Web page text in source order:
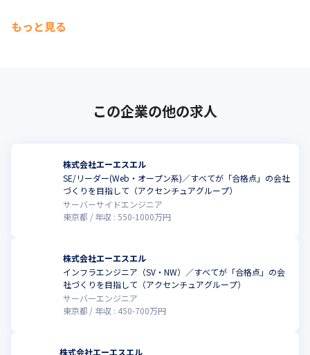
あるレストランバーなので気兼ねなく立ち寄れる！そんな交流の
場にしていきます。
もっと見る
この企業の他の求人
株式会社エーエスエル
SE/リーダー(Web・オープン系)／すべてが「合格点」の会社
づくりを目指して（アクセンチュアグループ）
サーバーサイドエンジニア
東京都
年収 :550-1000万円
株式会社エーエスエル
インフラエンジニア（SV・NW）／すべてが「合格点」の会
社づくりを目指して（アクセンチュアグループ）
サーバーエンジニア
東京都
年収 : 450-700万円
株式会社エーエスエル